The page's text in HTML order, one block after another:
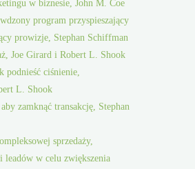
w biznesie, John M. Coe
program przyspieszający
prowizje, Stephan Schiffman
Joe Girard i Robert L. Shook
podnieść ciśnienie,
L. Shook
zamknąć transakcję, Stephan
sprzedaży,
leadów w celu zwiększenia